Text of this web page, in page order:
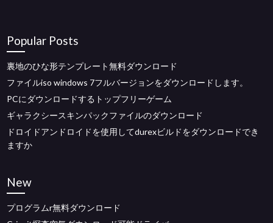
Popular Posts
裏地のひな形テンプレート無料ダウンロード
ファイルiso windows 7フルバージョンをダウンロードします。
PCにダウンロードするトップフリーゲーム
ギャラクシースキンパックファイルのダウンロード
ドロイドアンドロイドを使用してdurexビルドをダウンロードでき
ますか
New
プログラムr無料ダウンロード